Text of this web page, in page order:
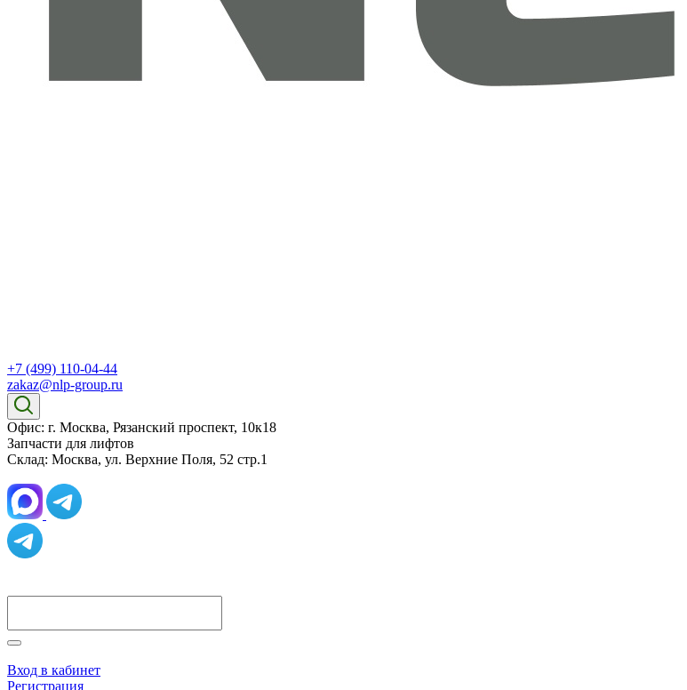
+7 (499) 110-04-44
zakaz@nlp-group.ru
Офис: г. Москва, Рязанский проспект, 10к18
Запчасти для лифтов
Склад: Москва, ул. Верхние Поля, 52 стр.1
Вход в кабинет
Регистрация